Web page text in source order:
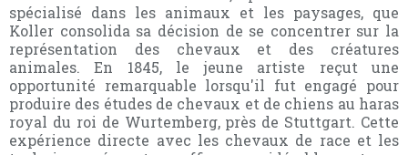
spécialisé dans les animaux et les paysages, que
Koller consolida sa décision de se concentrer sur la
représentation des chevaux et des créatures
animales. En 1845, le jeune artiste reçut une
opportunité remarquable lorsqu'il fut engagé pour
produire des études de chevaux et de chiens au haras
royal du roi de Wurtemberg, près de Stuttgart. Cette
expérience directe avec les chevaux de race et les